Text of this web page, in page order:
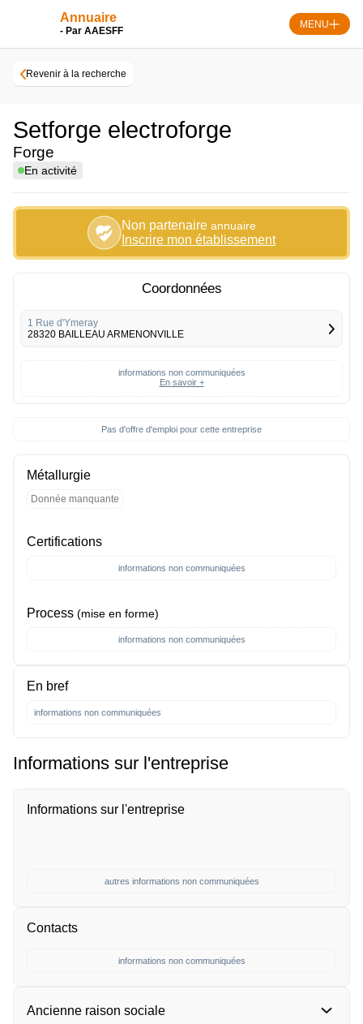
Annuaire
- Par AAESFF
MENU
Revenir à la recherche
Setforge electroforge
Forge
En activité
Non partenaire annuaire
Inscrire mon établissement
Pas d'offre d'emploi pour cette entreprise
Coordonnées
1 Rue d'Ymeray
28320 BAILLEAU ARMENONVILLE
informations non communiquées
En savoir +
Métallurgie
Donnée manquante
Certifications
informations non communiquées
Process (mise en forme)
informations non communiquées
En bref
informations non communiquées
Informations sur l'entreprise
Informations sur l'entreprise
autres informations non communiquées
Contacts
informations non communiquées
Ancienne raison sociale